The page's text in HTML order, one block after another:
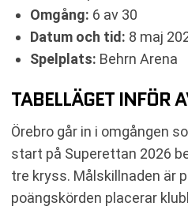
Omgång: 6 av 30
Datum och tid: 8 maj
Spelplats: Behrn Arena
TABELLÄGET INFÖR
Örebro går in i omgången
start på Superettan 2026
tre kryss. Målskillnaden är
poängskörden placerar